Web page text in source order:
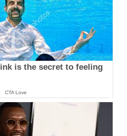
is the secret to feeling
CTA Love